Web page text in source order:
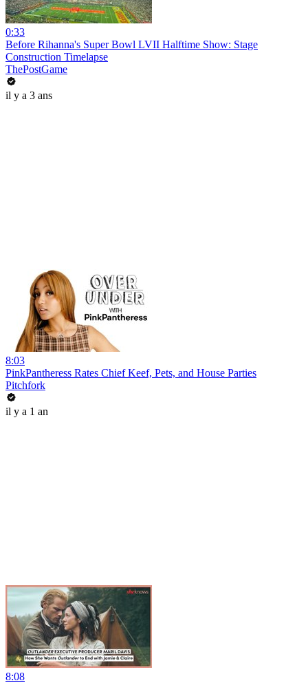
0:33
Before Rihanna's Super Bowl LVII Halftime Show: Stage
Construction Timelapse
ThePostGame
il y a 3 ans
8:03
PinkPantheress Rates Chief Keef, Pets, and House Parties
Pitchfork
il y a 1 an
8:08